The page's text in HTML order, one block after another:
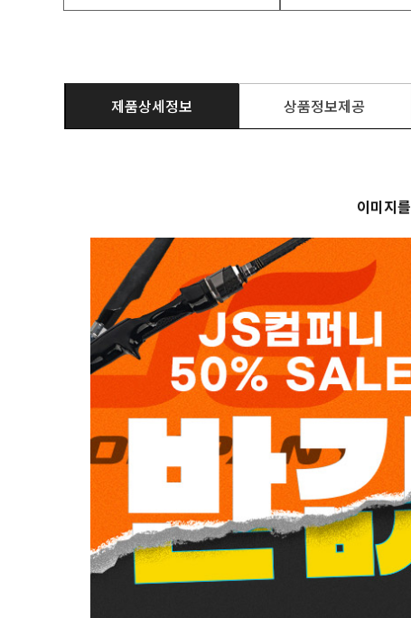
제품상세정보 상품정보제공
이미지를